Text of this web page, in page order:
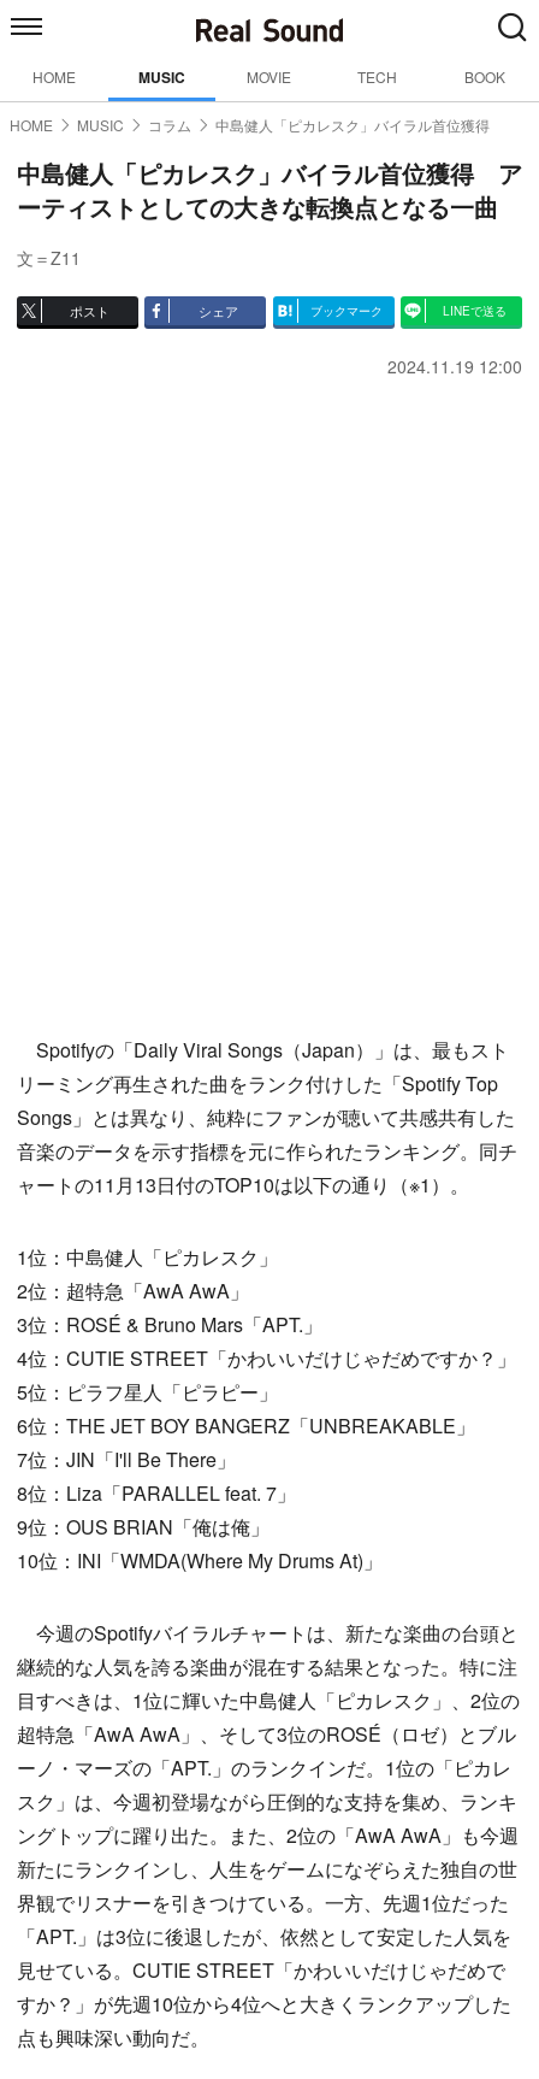
HOME MUSIC MOVIE TECH BOOK
HOME MUSIC コラム 中島健人「ピカレスク」バイラル首位獲得
中島健人「ピカレスク」バイラル首位獲得 ア
ーティストとしての大きな転換点となる一曲
文＝Z11
ポスト シェア ブックマーク LINEで送る
2024.11.19 12:00
Spotifyの「Daily Viral Songs（Japan）」は、最もスト
リーミング再生された曲をランク付けした「Spotify Top
Songs」とは異なり、純粋にファンが聴いて共感共有した
音楽のデータを示す指標を元に作られたランキング。同チ
ャートの11月13日付のTOP10は以下の通り（※1）。
1位：中島健人「ピカレスク」
2位：超特急「AwA AwA」
3位：ROSÉ & Bruno Mars「APT.」
4位：CUTIE STREET「かわいいだけじゃだめですか？」
5位：ピラフ星人「ピラピー」
6位：THE JET BOY BANGERZ「UNBREAKABLE」
7位：JIN「I'll Be There」
8位：Liza「PARALLEL feat. 7」
9位：OUS BRIAN「俺は俺」
10位：INI「WMDA(Where My Drums At)」
今週のSpotifyバイラルチャートは、新たな楽曲の台頭と
継続的な人気を誇る楽曲が混在する結果となった。特に注
目すべきは、1位に輝いた中島健人「ピカレスク」、2位の
超特急「AwA AwA」、そして3位のROSÉ（ロゼ）とブル
ーノ・マーズの「APT.」のランクインだ。1位の「ピカレ
スク」は、今週初登場ながら圧倒的な支持を集め、ランキ
ングトップに躍り出た。また、2位の「AwA AwA」も今週
新たにランクインし、人生をゲームになぞらえた独自の世
界観でリスナーを引きつけている。一方、先週1位だった
「APT.」は3位に後退したが、依然として安定した人気を
見せている。CUTIE STREET「かわいいだけじゃだめで
すか？」が先週10位から4位へと大きくランクアップした
点も興味深い動向だ。